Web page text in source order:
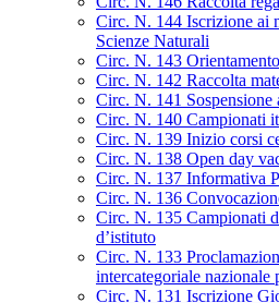
Circ. N. 144 Iscrizione ai
Scienze Naturali
Circ. N. 143
Circ. N. 142 Raccolta
Circ. N. 141 Sospensione
Circ. N. 140 Campionati
Circ. N. 139 Inizio corsi
Circ. N. 138 Open day
Circ. N. 137 Informativa
Circ. N. 136
Circ. N. 135 Campionati
d’istituto
Circ. N. 133
intercategoriale nazionale
Circ. N. 131 Iscrizione